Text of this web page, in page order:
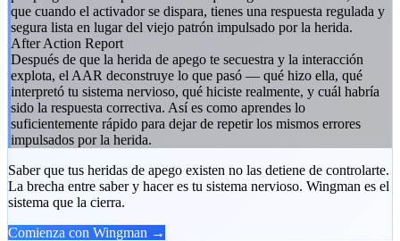
que cuando el activador se dispara, tienes una respuesta regulada y
segura lista en lugar del viejo patrón impulsado por la herida.
After Action Report
Después de que la herida de apego te secuestra y la interacción
explota, el AAR deconstruye lo que pasó — qué hizo ella, qué
interpretó tu sistema nervioso, qué hiciste realmente, y cuál habría
sido la respuesta correctiva. Así es como aprendes lo
suficientemente rápido para dejar de repetir los mismos errores
impulsados por la herida.
Saber que tus heridas de apego existen no las detiene de controlarte.
La brecha entre saber y hacer es tu sistema nervioso. Wingman es el
sistema que la cierra.
Comienza con Wingman →